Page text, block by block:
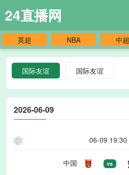
24直播网
英超 NBA 中超
国际友谊 国际友谊
2026-06-09
06-09 19:30
中国 vs